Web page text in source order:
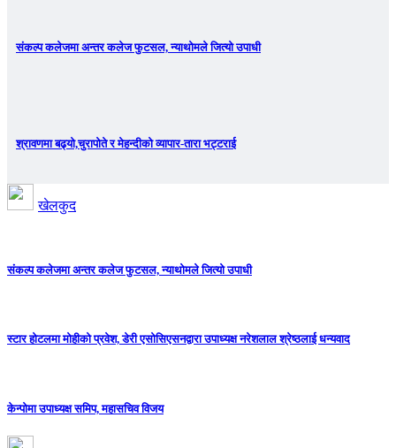
संकल्प कलेजमा अन्तर कलेज फुटसल, न्याथोमले जित्यो उपाधी
श्रावणमा बढ्यो,चुरापोते र मेहन्दीको व्यापार-तारा भट्टराई
खेलकुद
संकल्प कलेजमा अन्तर कलेज फुटसल, न्याथोमले जित्यो उपाधी
स्टार होटलमा मोहीको प्रवेश, डेरी एसोसिएसनद्वारा उपाध्यक्ष नरेशलाल श्रेष्ठलाई धन्यवाद
केन्पोमा उपाध्यक्ष समिप, महासचिव विजय